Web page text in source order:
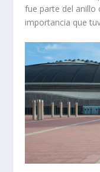
fue parte del anillo
importancia que